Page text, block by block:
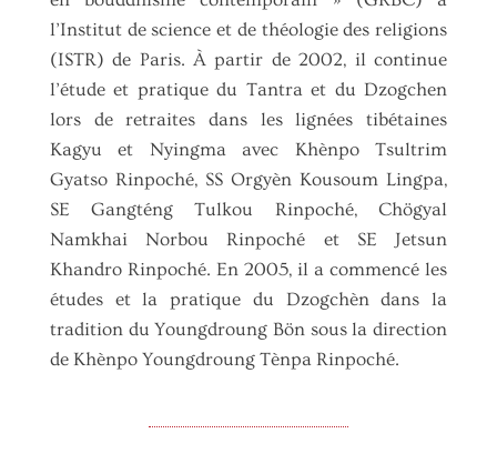
l’Institut de science et de théologie des religions
(ISTR) de Paris. À partir de 2002, il continue
l’étude et pratique du Tantra et du Dzogchen
lors de retraites dans les lignées tibétaines
Kagyu et Nyingma avec Khènpo Tsultrim
Gyatso Rinpoché, SS Orgyèn Kousoum Lingpa,
SE Gangténg Tulkou Rinpoché, Chögyal
Namkhai Norbou Rinpoché et SE Jetsun
Khandro Rinpoché. En 2005, il a commencé les
études et la pratique du Dzogchèn dans la
tradition du Youngdroung Bön sous la direction
de Khènpo Youngdroung Tènpa Rinpoché.